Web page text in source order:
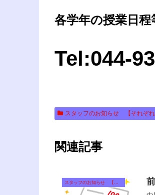
各学年の授業日程
Tel:044-
スタッフのお知らせ 【それぞれ
関連記事